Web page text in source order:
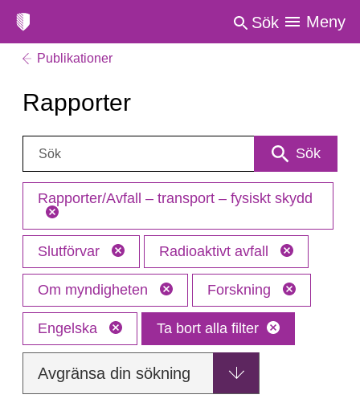
Sök Meny
Publikationer
Rapporter
Sök: Sök
Rapporter/Avfall – transport – fysiskt skydd
Slutförvar Radioaktivt avfall
Om myndigheten Forskning
Engelska Ta bort alla filter
Avgränsa din sökning